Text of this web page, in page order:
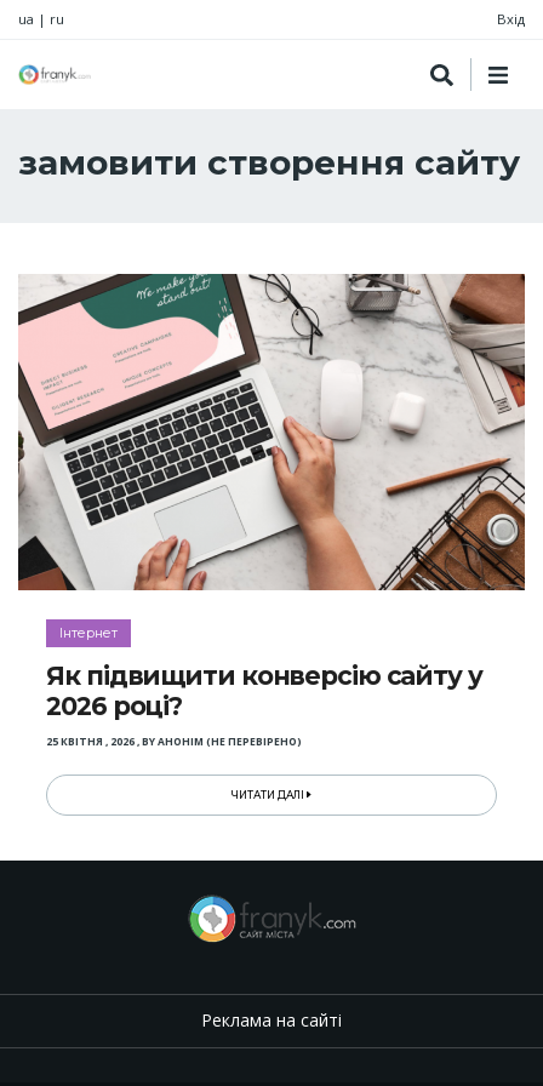
ua | ru Вхід
замовити створення сайту
Інтернет
Як підвищити конверсію сайту у
2026 році?
25 КВІТНЯ , 2026,BYАНОНІМ (НЕ ПЕРЕВІРЕНО)
ЧИТАТИ ДАЛІ
Реклама на сайті